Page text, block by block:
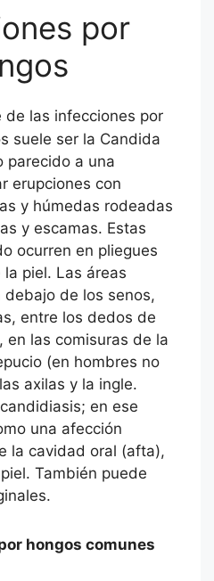
por
suele ser la Candida
parecido a una
erupciones con
y húmedas rodeadas
y escamas. Estas
ocurren en pliegues
piel. Las áreas
de los senos,
entre los dedos de
en las comisuras de la
(en hombres no
axilas y la ingle.
en ese
una afección
la cavidad oral (afta),
También puede